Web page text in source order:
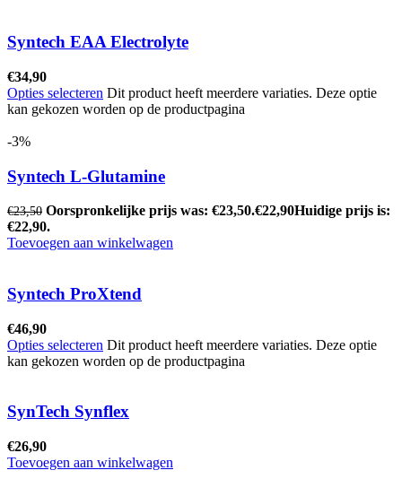
Syntech EAA Electrolyte
€34,90
Opties selecteren Dit product heeft meerdere variaties. Deze optie
kan gekozen worden op de productpagina
-3%
Syntech L-Glutamine
€23,50 Oorspronkelijke prijs was: €23,50.€22,90Huidige prijs is:
€22,90.
Toevoegen aan winkelwagen
Syntech ProXtend
€46,90
Opties selecteren Dit product heeft meerdere variaties. Deze optie
kan gekozen worden op de productpagina
SynTech Synflex
€26,90
Toevoegen aan winkelwagen